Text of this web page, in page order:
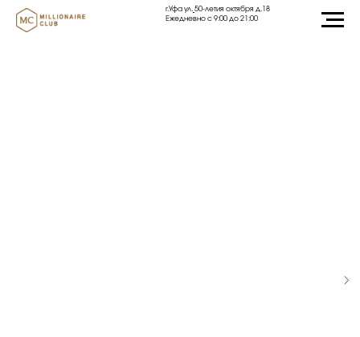
г.Уфа ул. 50-летия октября д.18
Ежедневно с 9:00 до 21:00